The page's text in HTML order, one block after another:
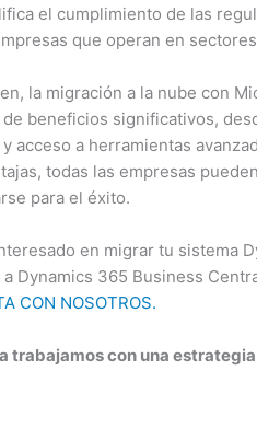
el cumplimiento de las
que operan en
la migración a la nube con
beneficios significativos,
acceso a herramientas
todas las empresas
para el éxito.
en migrar tu sistema
Dynamics 365 Business
CON NOSOTROS.
trabajamos con una